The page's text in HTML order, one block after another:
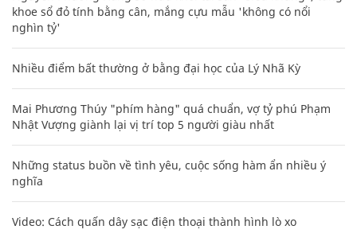
khoe sổ đỏ tính bằng cân, mắng cựu mẫu 'không có nổi
nghìn tỷ'
Nhiều điểm bất thường ở bằng đại học của Lý Nhã Kỳ
Mai Phương Thúy "phím hàng" quá chuẩn, vợ tỷ phú Phạm
Nhật Vượng giành lại vị trí top 5 người giàu nhất
Những status buồn về tình yêu, cuộc sống hàm ẩn nhiều ý
nghĩa
Video: Cách quấn dây sạc điện thoại thành hình lò xo